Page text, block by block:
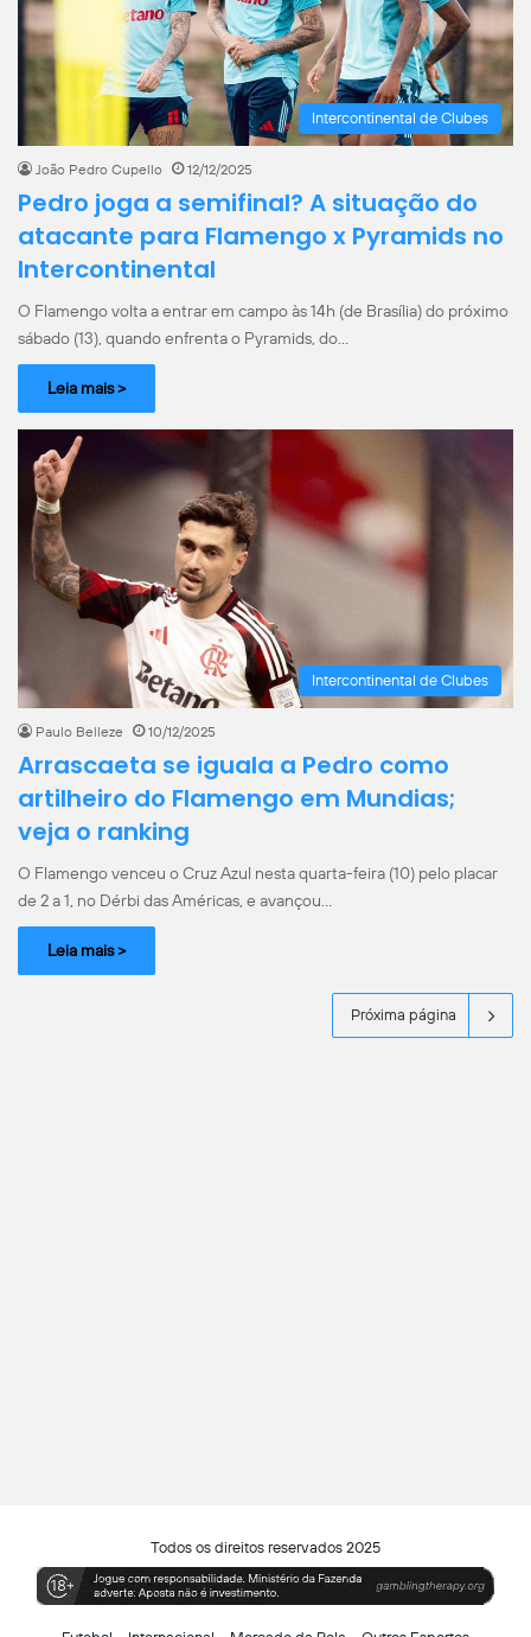
Intercontinental de Clubes
João Pedro Cupello 12/12/2025
Pedro joga a semifinal? A situação do
atacante para Flamengo x Pyramids no
Intercontinental
O Flamengo volta a entrar em campo às 14h (de Brasília) do próximo
sábado (13), quando enfrenta o Pyramids, do…
Leia mais >
Intercontinental de Clubes
Paulo Belleze 10/12/2025
Arrascaeta se iguala a Pedro como
artilheiro do Flamengo em Mundias;
veja o ranking
O Flamengo venceu o Cruz Azul nesta quarta-feira (10) pelo placar
de 2 a 1, no Dérbi das Américas, e avançou…
Leia mais >
Próxima página
Todos os direitos reservados 2025